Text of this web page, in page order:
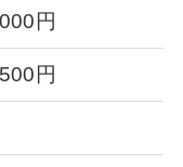
円
円